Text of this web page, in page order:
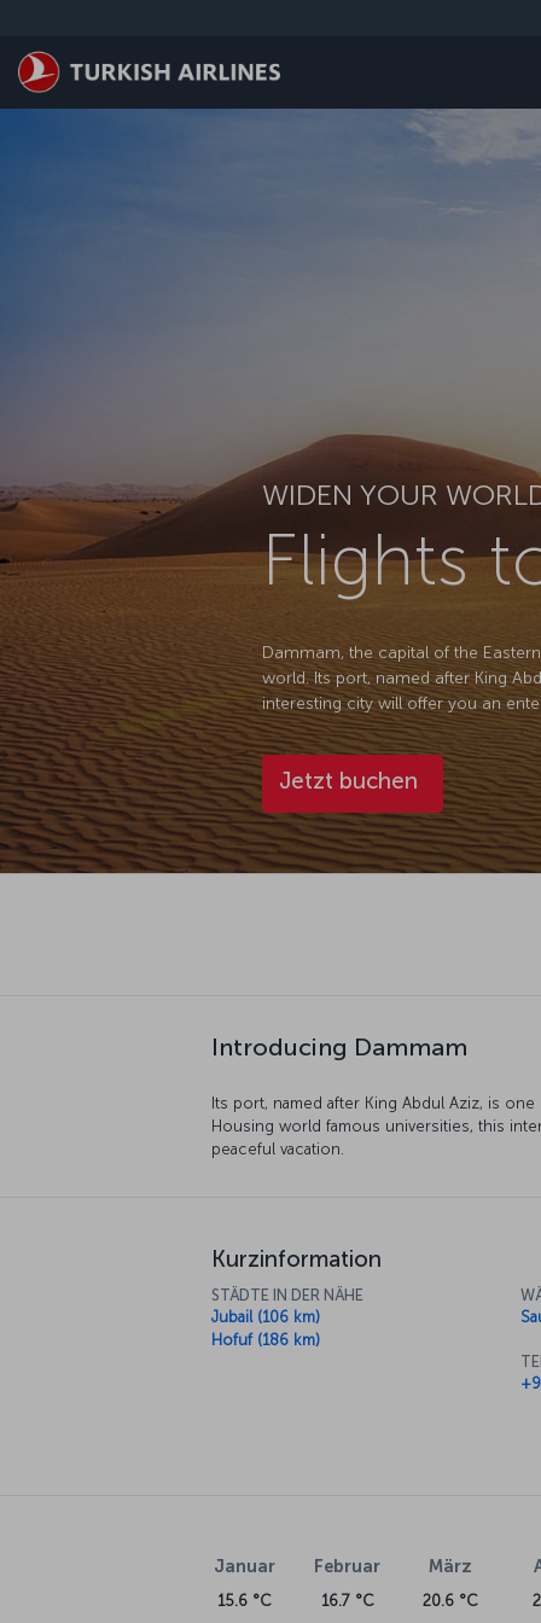
WIDEN YOUR
Flights
Dammam, the capital of the
world. Its port, named after King
interesting city will offer you an
Jetzt buchen
Introducing Dammam
Its port, named after King Abdul Aziz, is
Housing world famous universities, this
peaceful vacation.
Kurzinformation
STÄDTE IN DER NÄHE
Jubail (106 km)
Hofuf (186 km)
Januar
15.6 °C
Februar
16.7 °C
März
20.6 °C